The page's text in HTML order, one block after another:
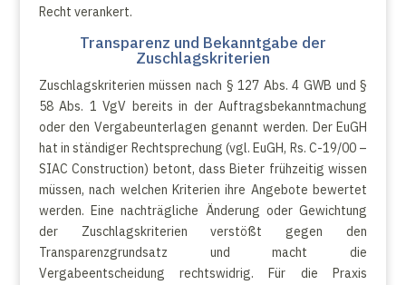
Recht verankert.
Transparenz und Bekanntgabe der
Zuschlagskriterien
Zuschlagskriterien müssen nach § 127 Abs. 4 GWB und §
58 Abs. 1 VgV bereits in der Auftragsbekanntmachung
oder den Vergabeunterlagen genannt werden. Der EuGH
hat in ständiger Rechtsprechung (vgl. EuGH, Rs. C-19/00 –
SIAC Construction) betont, dass Bieter frühzeitig wissen
müssen, nach welchen Kriterien ihre Angebote bewertet
werden. Eine nachträgliche Änderung oder Gewichtung
der Zuschlagskriterien verstößt gegen den
Transparenzgrundsatz und macht die
Vergabeentscheidung rechtswidrig. Für die Praxis